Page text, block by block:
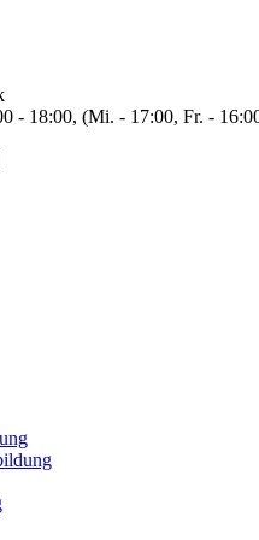
- 18:00, (Mi. - 17:00, Fr. -